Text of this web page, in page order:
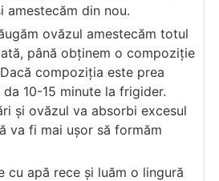
amestecăm din nou.
ovăzul amestecăm totul
până obținem o compoziție
compoziția este prea
10-15 minute la frigider.
și ovăzul va absorbi excesul
va fi mai ușor să formăm
cu apă rece și luăm o lingură